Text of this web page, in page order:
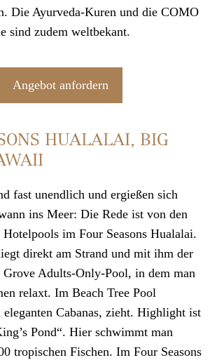
Die Ayurveda-Kuren und die COMO
sind zudem weltbekant.
Angebot anfordern
HUALALAI, BIG
fast unendlich und ergießen sich
ins Meer: Die Rede ist von den
Hotelpools im Four Seasons Hualalai.
direkt am Strand und mit ihm der
Grove Adults-Only-Pool, in dem man
relaxt. Im Beach Tree Pool
eleganten Cabanas, zieht. Highlight ist
Pond“. Hier schwimmt man
tropischen Fischen. Im Four Seasons